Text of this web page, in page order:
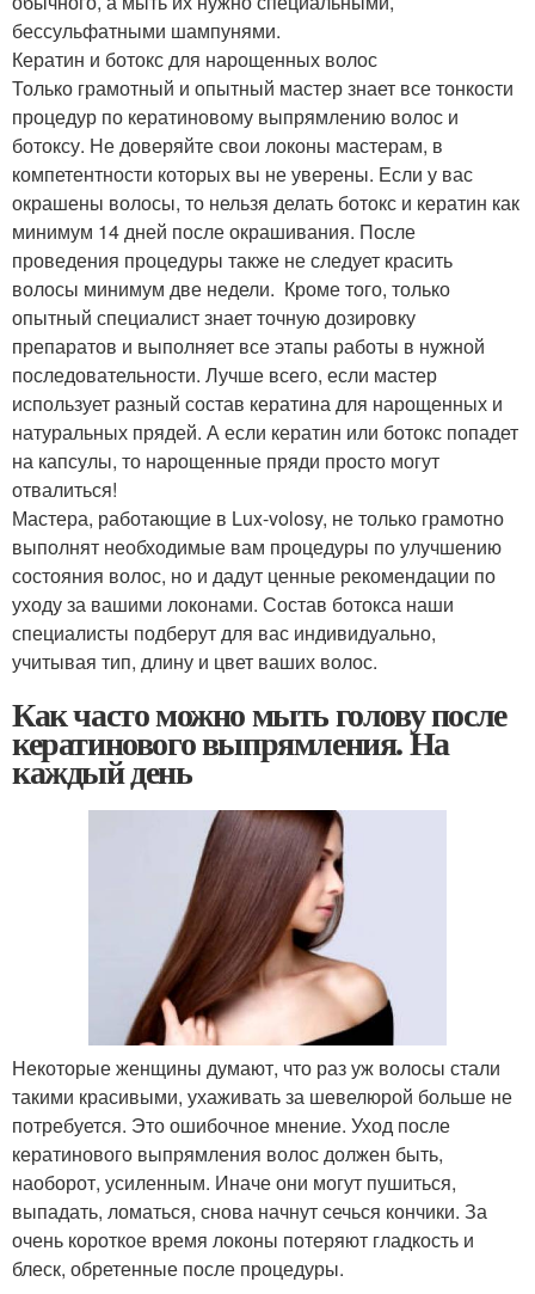
бессульфатными шампунями.
Кератин и ботокс для нарощенных волос
Только грамотный и опытный мастер знает все тонкости
процедур по кератиновому выпрямлению волос и
ботоксу. Не доверяйте свои локоны мастерам, в
компетентности которых вы не уверены. Если у вас
окрашены волосы, то нельзя делать ботокс и кератин как
минимум 14 дней после окрашивания. После
проведения процедуры также не следует красить
волосы минимум две недели. Кроме того, только
опытный специалист знает точную дозировку
препаратов и выполняет все этапы работы в нужной
последовательности. Лучше всего, если мастер
использует разный состав кератина для нарощенных и
натуральных прядей. А если кератин или ботокс попадет
на капсулы, то нарощенные пряди просто могут
отвалиться!
Мастера, работающие в Lux-volosy, не только грамотно
выполнят необходимые вам процедуры по улучшению
состояния волос, но и дадут ценные рекомендации по
уходу за вашими локонами. Состав ботокса наши
специалисты подберут для вас индивидуально,
учитывая тип, длину и цвет ваших волос.
Как часто можно мыть голову после
кератинового выпрямления. На
каждый день
Некоторые женщины думают, что раз уж волосы стали
такими красивыми, ухаживать за шевелюрой больше не
потребуется. Это ошибочное мнение. Уход после
кератинового выпрямления волос должен быть,
наоборот, усиленным. Иначе они могут пушиться,
выпадать, ломаться, снова начнут сечься кончики. За
очень короткое время локоны потеряют гладкость и
блеск, обретенные после процедуры.